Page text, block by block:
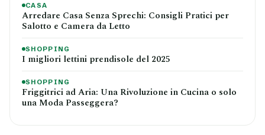
CASA
Arredare Casa Senza Sprechi: Consigli Pratici per
Salotto e Camera da Letto
SHOPPING
I migliori lettini prendisole del 2025
SHOPPING
Friggitrici ad Aria: Una Rivoluzione in Cucina o solo
una Moda Passeggera?